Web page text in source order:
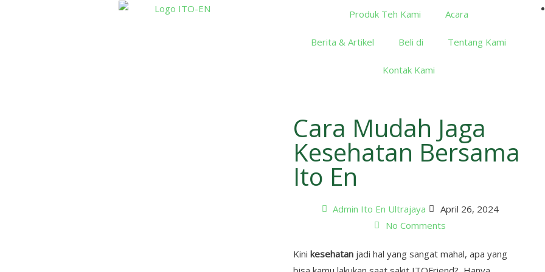
Produk Teh Kami Acara
Berita & Artikel Beli di Tentang Kami
Kontak Kami
Cara Mudah Jaga
Kesehatan Bersama
Ito En
Admin Ito En Ultrajaya
April 26, 2024
No Comments
Kini kesehatanjadi hal yang sangat mahal, apa yang